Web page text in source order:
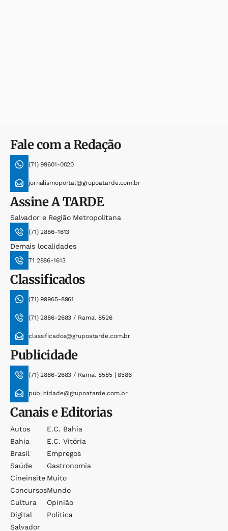
Fale com a Redação
(71) 99601-0020
jornalismoportal@grupoatarde.com.br
AssineA TARDE
Salvador e Região Metropolitana
(71) 2886-1613
Demais localidades
71 2886-1613
Classificados
(71) 99965-8961
(71) 2886-2683 / Ramal 8526
classificados@grupoatarde.com.br
Publicidade
(71) 2886-2683 / Ramal 8585 | 8586
publicidade@grupoatarde.com.br
Canais e Editorias
Autos
Bahia
Brasil
Saúde
Cineinsite
Concursos
Cultura
Digital
Salvador
E.c. Bahia
E.c. Vitória
Empregos
Gastronomia
Muito
Mundo
Opinião
Política